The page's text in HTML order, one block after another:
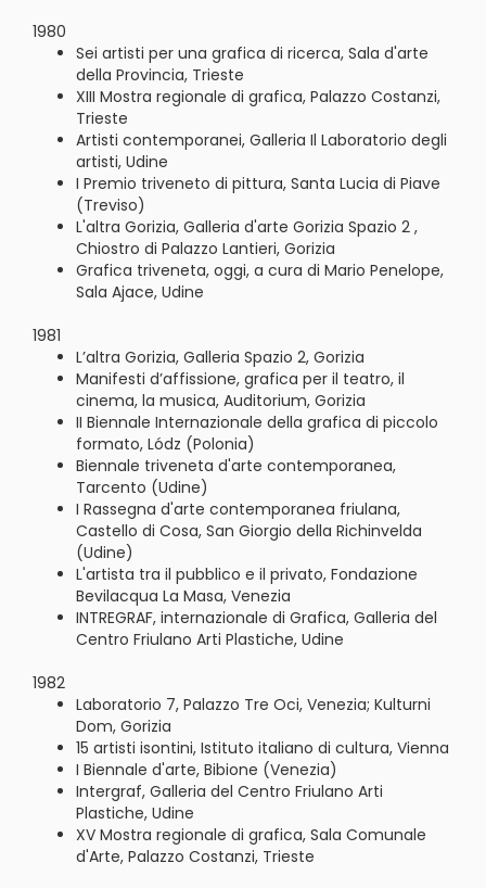
1980
Sei artisti per una grafica di ricerca, Sala d'arte
della Provincia, Trieste
XIII Mostra regionale di grafica, Palazzo Costanzi,
Trieste
Artisti contemporanei, Galleria Il Laboratorio degli
artisti, Udine
I Premio triveneto di pittura, Santa Lucia di Piave
(Treviso)
L'altra Gorizia, Galleria d'arte Gorizia Spazio 2 ,
Chiostro di Palazzo Lantieri, Gorizia
Grafica triveneta, oggi, a cura di Mario Penelope,
Sala Ajace, Udine
1981
L’altra Gorizia, Galleria Spazio 2, Gorizia
Manifesti d’affissione, grafica per il teatro, il
cinema, la musica, Auditorium, Gorizia
II Biennale Internazionale della grafica di piccolo
formato, Lódz (Polonia)
Biennale triveneta d'arte contemporanea,
Tarcento (Udine)
I Rassegna d'arte contemporanea friulana,
Castello di Cosa, San Giorgio della Richinvelda
(Udine)
L'artista tra il pubblico e il privato, Fondazione
Bevilacqua La Masa, Venezia
INTREGRAF, internazionale di Grafica, Galleria del
Centro Friulano Arti Plastiche, Udine
1982
Laboratorio 7, Palazzo Tre Oci, Venezia; Kulturni
Dom, Gorizia
15 artisti isontini, Istituto italiano di cultura, Vienna
I Biennale d'arte, Bibione (Venezia)
Intergraf, Galleria del Centro Friulano Arti
Plastiche, Udine
XV Mostra regionale di grafica, Sala Comunale
d'Arte, Palazzo Costanzi, Trieste